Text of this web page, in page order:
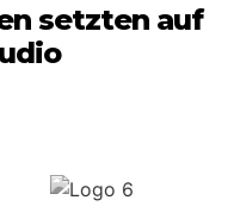
setzten auf